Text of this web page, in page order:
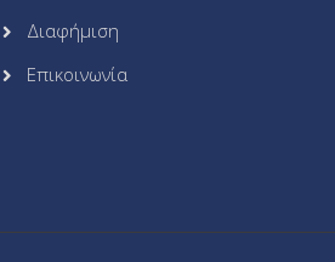
Διαφήμιση
Επικοινωνία